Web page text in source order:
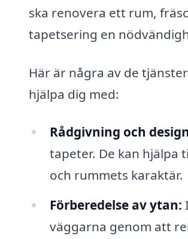
ska renovera ett rum,
tapetsering en
Här är några av de
hjälpa dig med:
Rådgivning och
tapeter. De kan hjälpa
och rummets karaktär.
Förberedelse av ytan:
väggarna genom att